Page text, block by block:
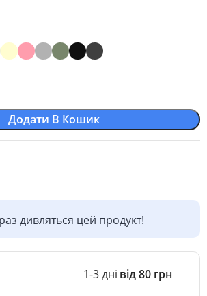
Додати В Кошик
дивляться цей продукт!
1-3 дні від 80 грн